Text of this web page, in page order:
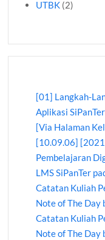
UTBK (2)
[01] Langkah-
Aplikasi
[Via Halaman
[10.09.06]
Pembelajaran
LMS SiPanTer
Catatan Kuliah
Note of The Day
Catatan Kuliah
Note of The Day